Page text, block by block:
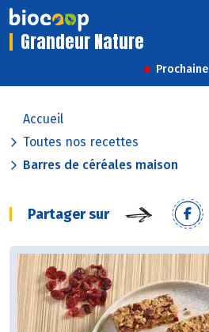
Grandeur Nature
Accueil
Toutes nos recettes
Barres de céréales maison
Partager sur